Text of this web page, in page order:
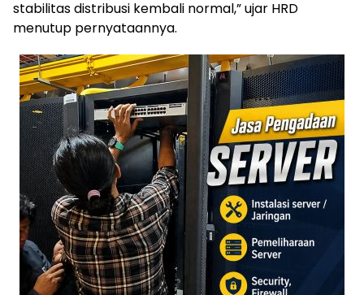
stabilitas distribusi kembali normal,” ujar HRD
menutup pernyataannya.